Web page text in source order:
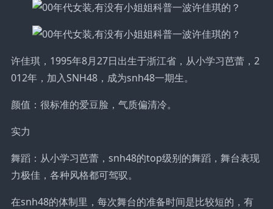
许佳琪，1995年8月27日出生于浙江省，从小学习芭蕾，2
012年，加入SNH48，成为snh48一期生。
颜值：很标准的爱豆脸，气质偏清冷。
实力
舞蹈：从小学习芭蕾，snh48的top级别的舞蹈，舞台表现
力极佳，各种风格都可驾驭。
在snh48的体制里，每次舞台的准备时间是比较短的，有